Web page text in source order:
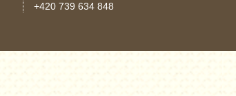
+420 739 634 848